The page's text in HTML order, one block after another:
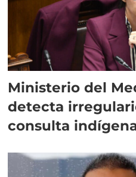
Ministerio del
detecta
consulta